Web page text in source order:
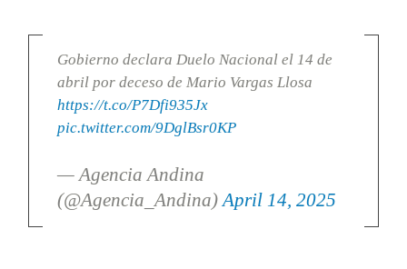
Gobierno declara Duelo Nacional el 14 de
abril por deceso de Mario Vargas Llosa
https://t.co/P7Dfi935Jx
pic.twitter.com/9DglBsr0KP
— Agencia Andina
(@Agencia_Andina)April 14, 2025